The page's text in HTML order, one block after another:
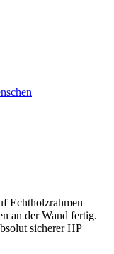
Echtholzrahmen
an der Wand fertig.
sicherer HP